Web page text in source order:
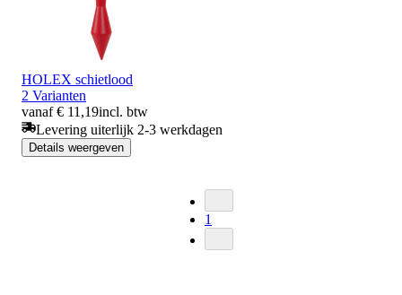
HOLEX schietlood
2 Varianten
vanaf € 11,19incl. btw
Levering uiterlijk 2-3 werkdagen
Details weergeven
1